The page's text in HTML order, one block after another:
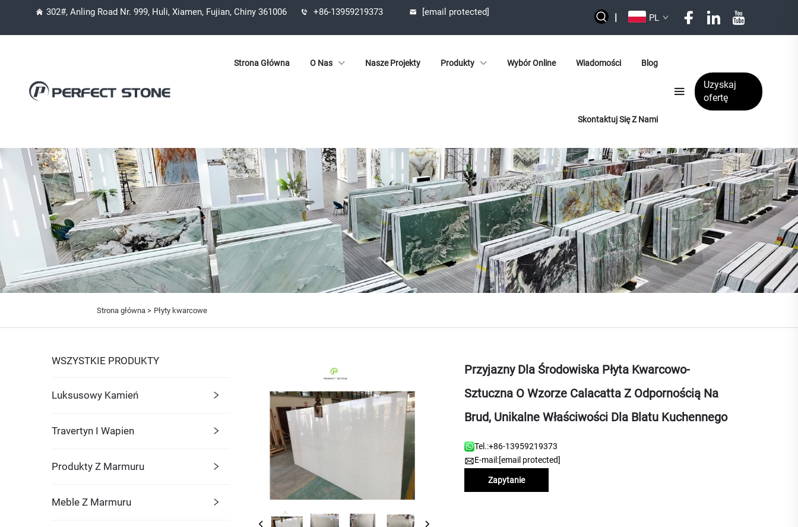
302#, Anling Road Nr. 999, Huli, Xiamen, Fujian, Chiny 361006 +86-13959219373 [email protected] | PL
Strona Główna O Nas Nasze Projekty Produkty Wybór Online Wiadomości Blog
Skontaktuj Się Z Nami
Uzyskaj
ofertę
Strona główna > Płyty kwarcowe
WSZYSTKIE PRODUKTY
Luksusowy Kamień
Travertyn I Wapien
Produkty Z Marmuru
Meble Z Marmuru
Przyjazny Dla Środowiska Płyta Kwarcowo-
Sztuczna O Wzorze Calacatta Z Odpornością Na
Brud, Unikalne Właściwości Dla Blatu Kuchennego
Tel.:+86-13959219373
E-mail:[email protected]
Zapytanie